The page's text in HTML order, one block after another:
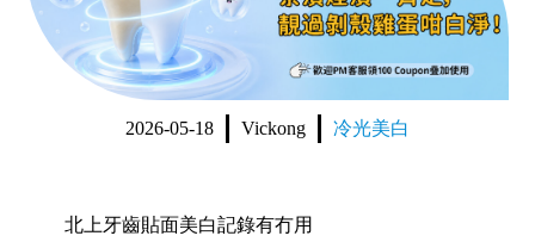
種植牙 dental implant
箍牙 orthodontics
收費標準 change standard
2026-05-18 Vickong 冷光美白
北上牙齒貼面美白記錄有冇用